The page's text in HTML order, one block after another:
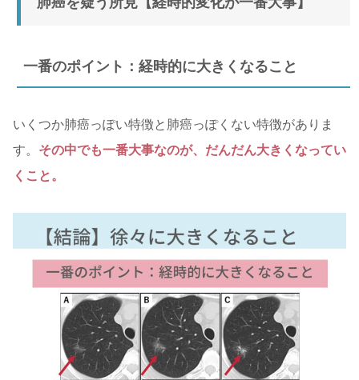
肺癌を疑う所見【経時的変化が一番大事】
一番のポイント：経時的に大きくなること
いくつか肺癌っぽい特徴と肺癌っぽくない特徴がありま
す。 その中でも一番大事なのが、だんだん大きくなってい
くこと。